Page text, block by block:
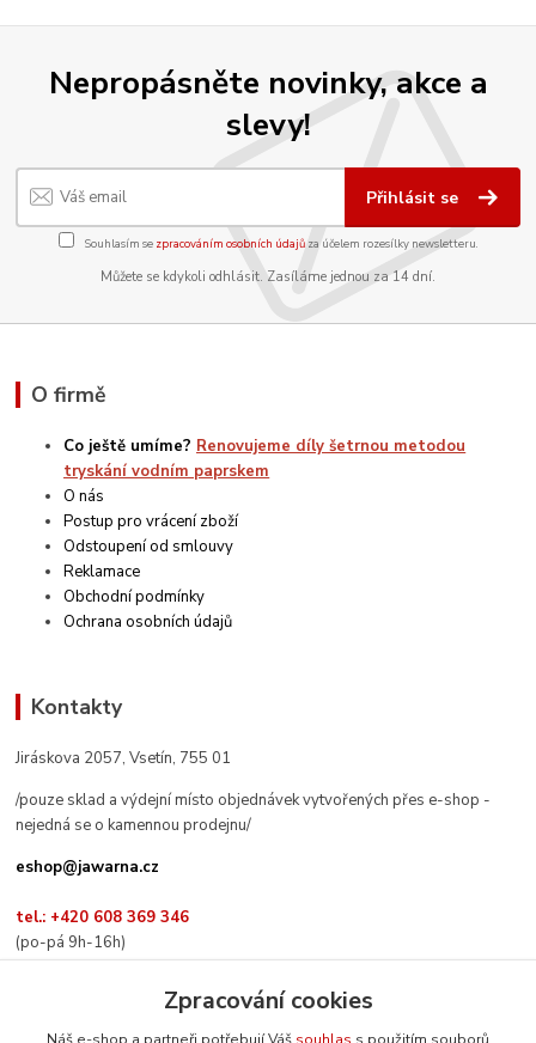
Nepropásněte novinky, akce a
slevy!
Přihlásit se
Souhlasím se zpracováním osobních údajůza účelem rozesílky newsletteru.
Můžete se kdykoli odhlásit. Zasíláme jednou za 14 dní.
O firmě
Co ještě umíme? Renovujeme díly šetrnou metodou
tryskání vodním paprskem
O nás
Postup pro vrácení zboží
Odstoupení od smlouvy
Reklamace
Obchodní podmínky
Ochrana osobních údajů
Kontakty
Jiráskova 2057, Vsetín, 755 01
/pouze sklad a výdejní místo objednávek vytvořených přes e-shop -
nejedná se o kamennou prodejnu/
eshop@jawarna.cz
tel.: +420 608 369 346
(po-pá 9h-16h)
Zpracování cookies
Náš e-shop a partneři potřebují Váš souhlas s použitím souborů